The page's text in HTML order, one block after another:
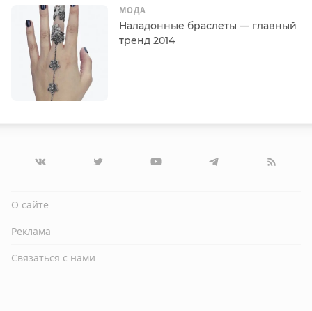
МОДА
Наладонные браслеты — главный
тренд 2014
О сайте
Реклама
Связаться с нами